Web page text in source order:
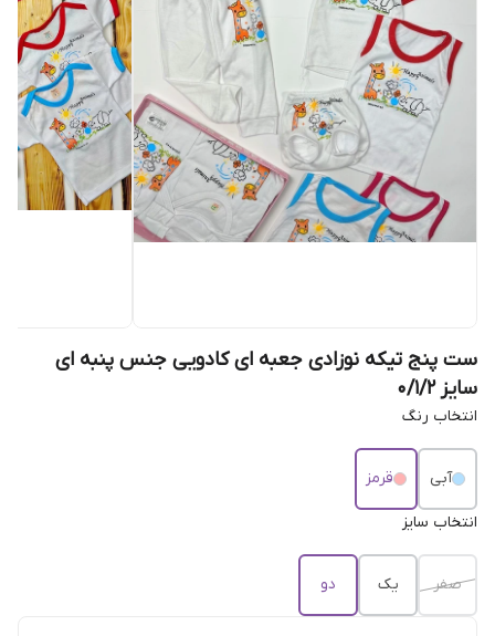
ست پنج تیکه نوزادی جعبه ای کادویی جنس پنبه ای
سایز 0/1/2
انتخاب رنگ
آبی قرمز
انتخاب سایز
صفر یک دو